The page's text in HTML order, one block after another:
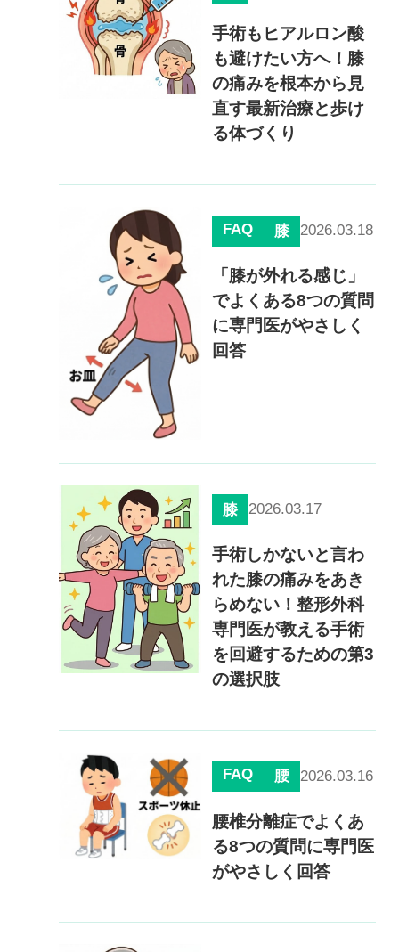
電話受付時間：月〜金／9:00〜16:30（土日祝休）
手術もヒアルロン酸
も避けたい方へ！膝
の痛みを根本から見
直す最新治療と歩け
る体づくり
FAQ 膝 2026.03.18
「膝が外れる感じ」
でよくある8つの質問
に専門医がやさしく
回答
膝 2026.03.17
手術しかないと言わ
れた膝の痛みをあき
らめない！整形外科
専門医が教える手術
を回避するための第3
の選択肢
FAQ 腰 2026.03.16
腰椎分離症でよくあ
る8つの質問に専門医
がやさしく回答